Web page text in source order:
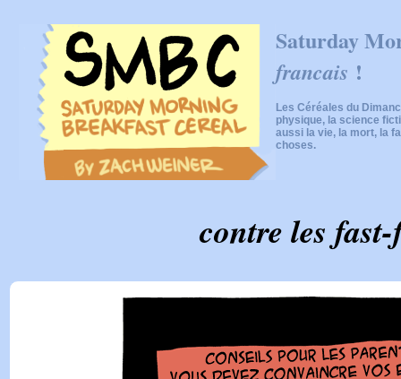
Saturday
francais !
Les Céréales du
physique, la science
aussi la vie, la mort, la
choses.
contre les